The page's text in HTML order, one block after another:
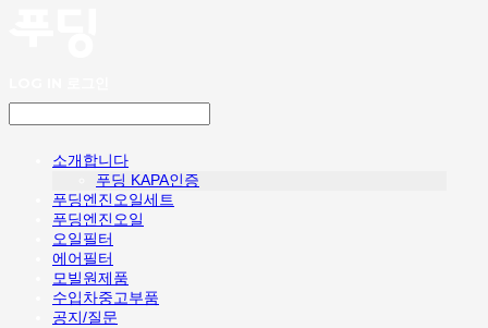
소개합니다
푸딩 KAPA인증
푸딩엔진오일세트
푸딩엔진오일
오일필터
에어필터
모빌원제품
수입차중고부품
공지/질문